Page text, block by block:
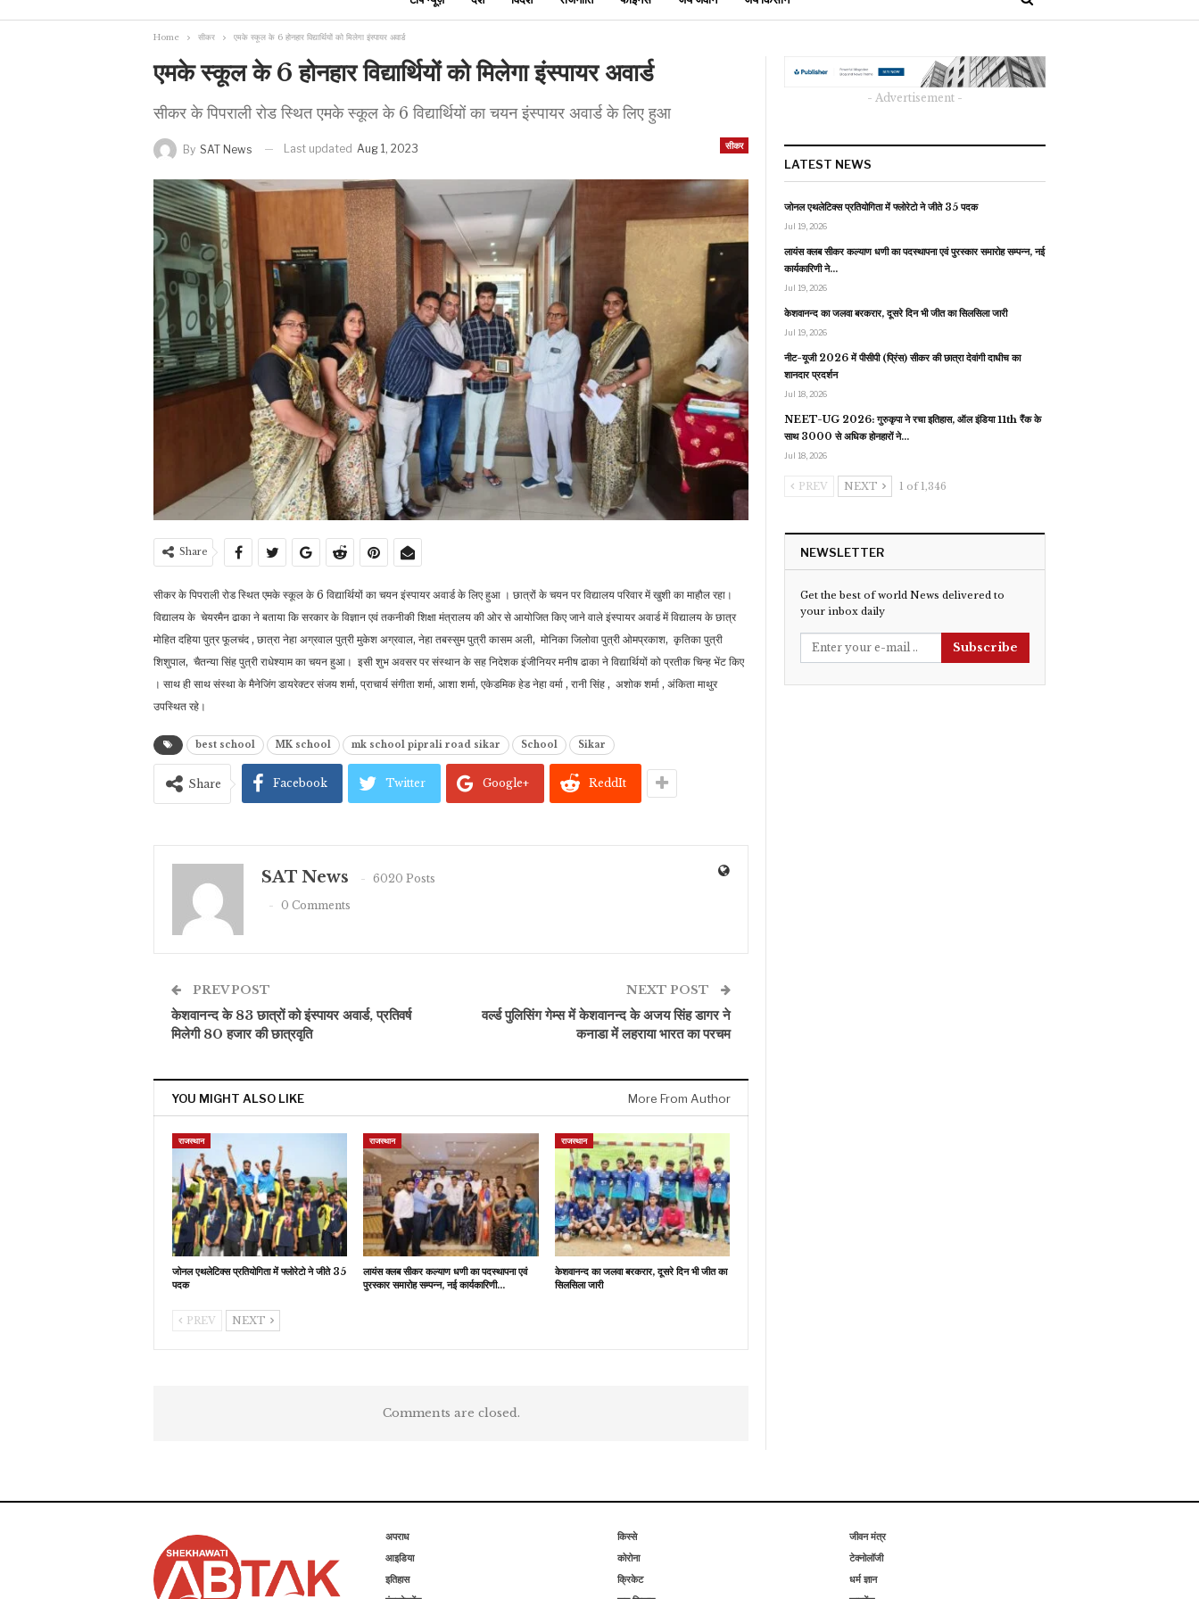
Home सीकर एमके स्कूल के 6 होनहार विद्यार्थियों को मिलेगा इंस्पायर अवार्ड
एमके स्कूल के 6 होनहार विद्यार्थियों को मिलेगा इंस्पायर अवार्ड
सीकर के पिपराली रोड स्थित एमके स्कूल के 6 विद्यार्थियों का चयन इंस्पायर अवार्ड के लिए हुआ
सीकर
By SAT News Last updated Aug 1, 2023
Share
सीकर के पिपराली रोड स्थित एमके स्कूल के 6 विद्यार्थियों का चयन इंस्पायर अवार्ड के लिए हुआ । छात्रों के चयन पर विद्यालय परिवार में खुशी का माहौल रहा।
विद्यालय के चेयरमैन ढाका ने बताया कि सरकार के विज्ञान एवं तकनीकी शिक्षा मंत्रालय की ओर से आयोजित किए जाने वाले इंस्पायर अवार्ड में विद्यालय के छात्र
मोहित दहिया पुत्र फूलचंद , छात्रा नेहा अग्रवाल पुत्री मुकेश अग्रवाल, नेहा तबस्सुम पुत्री कासम अली, मोनिका जिलोवा पुत्री ओमप्रकाश, कृतिका पुत्री
शिशुपाल, चैतन्या सिंह पुत्री राधेश्याम का चयन हुआ। इसी शुभ अवसर पर संस्थान के सह निदेशक इंजीनियर मनीष ढाका ने विद्यार्थियों को प्रतीक चिन्ह भेंट किए
। साथ ही साथ संस्था के मैनेजिंग डायरेक्टर संजय शर्मा, प्राचार्य संगीता शर्मा, आशा शर्मा, एकेडमिक हेड नेहा वर्मा , रानी सिंह , अशोक शर्मा , अंकिता माथुर
उपस्थित रहे।
best school MK school mk school piprali road sikar School Sikar
Share Facebook Twitter Google+ ReddIt
SAT News
6020 Posts
0 Comments
PREV POST
केशवानन्द के 83 छात्रों को इंस्पायर अवार्ड, प्रतिवर्ष
मिलेगी 80 हजार की छात्रवृति
NEXT POST
वर्ल्ड पुलिसिंग गेम्स में केशवानन्द के अजय सिंह डागर ने
कनाडा में लहराया भारत का परचम
YOU MIGHT ALSO LIKE More From Author
राजस्थान
जोनल एथलेटिक्स प्रतियोगिता में फ्लोरेटो ने जीते 35
पदक
राजस्थान
लायंस क्लब सीकर कल्याण धणी का पदस्थापना एवं
पुरस्कार समारोह सम्पन्न, नई कार्यकारिणी…
राजस्थान
केशवानन्द का जलवा बरकरार, दूसरे दिन भी जीत का
सिलसिला जारी
PREV NEXT
Comments are closed.
- Advertisement -
LATEST NEWS
जोनल एथलेटिक्स प्रतियोगिता में फ्लोरेटो ने जीते 35 पदक
Jul 19, 2026
लायंस क्लब सीकर कल्याण धणी का पदस्थापना एवं पुरस्कार समारोह सम्पन्न, नई
कार्यकारिणी ने…
Jul 19, 2026
केशवानन्द का जलवा बरकरार, दूसरे दिन भी जीत का सिलसिला जारी
Jul 19, 2026
नीट-यूजी 2026 में पीसीपी (प्रिंस) सीकर की छात्रा देवांगी दाधीच का
शानदार प्रदर्शन
Jul 18, 2026
NEET-UG 2026: गुरुकृपा ने रचा इतिहास, ऑल इंडिया 11th रैंक के
साथ 3000 से अधिक होनहारों ने…
Jul 18, 2026
PREV NEXT 1 of 1,346
NEWSLETTER
Get the best of world News delivered to
your inbox daily
Subscribe
अपराध
आइडिया
इतिहास
किस्से
कोरोना
क्रिकेट
जीवन मंत्र
टेक्नोलॉजी
धर्म ज्ञान